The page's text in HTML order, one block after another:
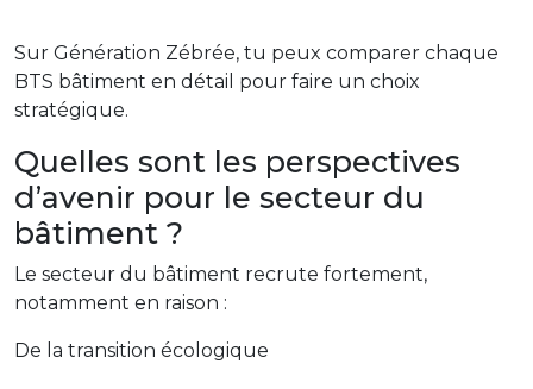
Sur Génération Zébrée, tu peux comparer chaque
BTS bâtiment en détail pour faire un choix
stratégique.
Quelles sont les perspectives
d’avenir pour le secteur du
bâtiment ?
Le secteur du bâtiment recrute fortement,
notamment en raison :
De la transition écologique